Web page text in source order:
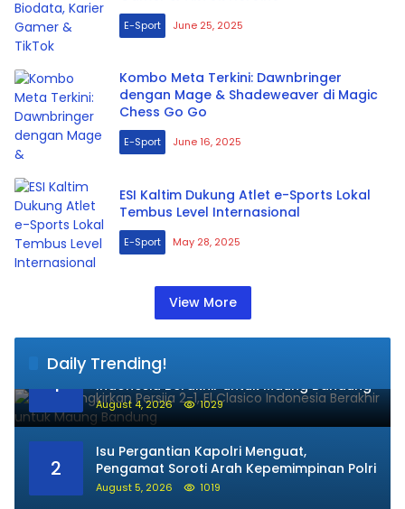
E-Sport June 25, 2025
Kombo Meta Terkini: Dawnbringer
dengan Mage & Shadeweaver di Magic
Chess Go Go
E-Sport June 16, 2025
ESI Kaltim Dukung Atlet e-Sports Lokal
Tembus Level Internasional
E-Sport May 28, 2025
View More
Daily Trending!
1
Persib Singkirkan Persija 2-1, El Clasico
Indonesia Berakhir untuk Maung Bandung
August 4, 2026 1029
2
Isu Pergantian Kapolri Menguat,
Pengamat Soroti Arah Kepemimpinan Polri
August 5, 2026 1019